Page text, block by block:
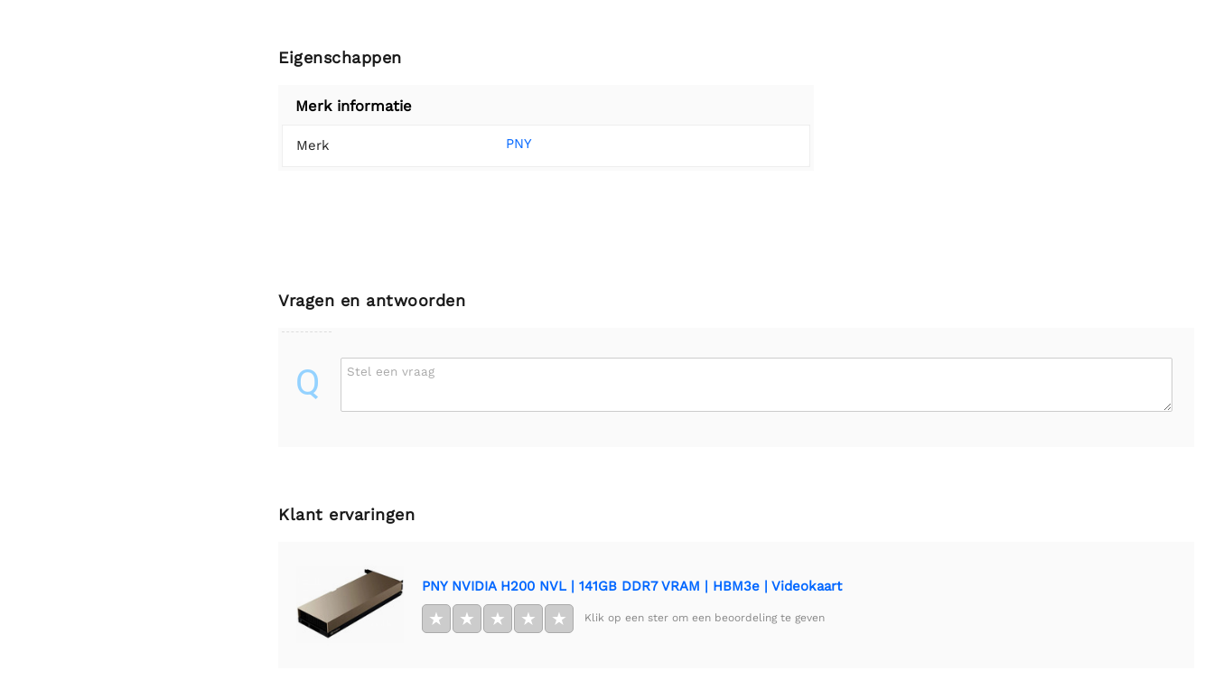
Eigenschappen
Merk informatie
Merk PNY
Vragen en antwoorden
Q Stel een vraag
Klant ervaringen
PNY NVIDIA H200 NVL | 141GB DDR7 VRAM | HBM3e | Videokaart
★ ★ ★ ★ ★ Klik op een ster om een beoordeling te geven